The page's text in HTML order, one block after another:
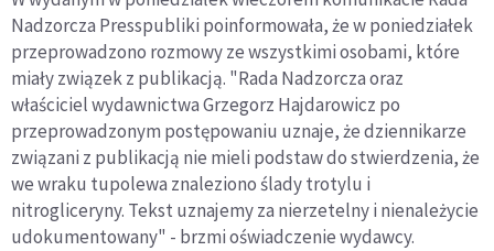
Nadzorcza Presspubliki poinformowała, że w poniedziałek
przeprowadzono rozmowy ze wszystkimi osobami, które
miały związek z publikacją. "Rada Nadzorcza oraz
właściciel wydawnictwa Grzegorz Hajdarowicz po
przeprowadzonym postępowaniu uznaje, że dziennikarze
związani z publikacją nie mieli podstaw do stwierdzenia, że
we wraku tupolewa znaleziono ślady trotylu i
nitrogliceryny. Tekst uznajemy za nierzetelny i nienależycie
udokumentowany" - brzmi oświadczenie wydawcy.